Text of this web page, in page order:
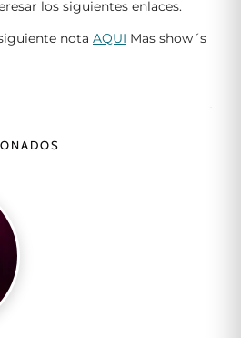
los siguientes enlaces.
nota AQUI Mas show´s